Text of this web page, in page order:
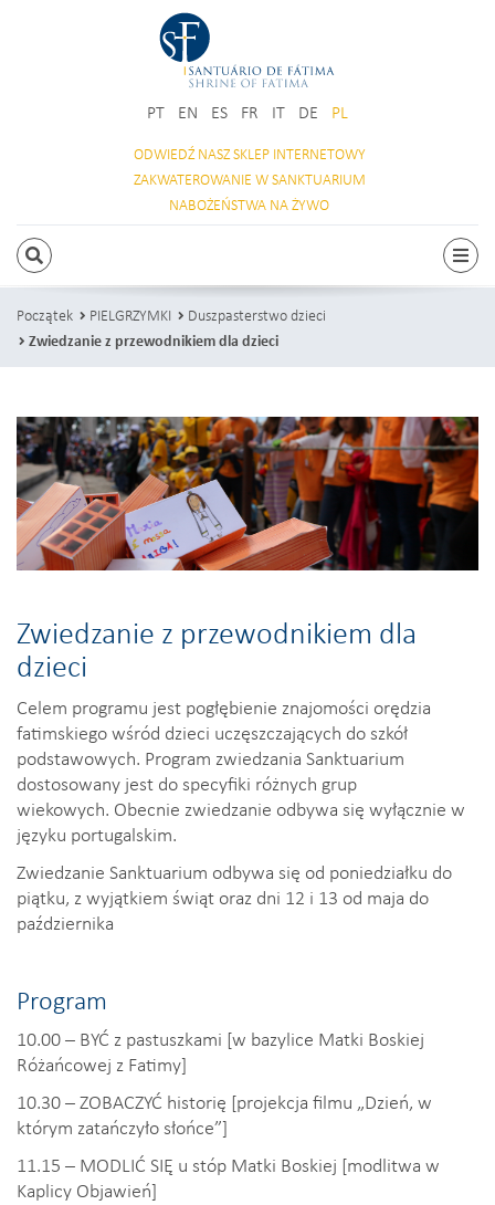
PT EN ES FR IT DE PL
ODWIEDŹ NASZSKLEP INTERNETOWY
ZAKWATEROWANIE W SANKTUARIUM
NABOŻEŃSTWA NA ŻYWO
SZUKAJ
Początek PIELGRZYMKI
Duszpasterstwo dzieci
Zwiedzanie z przewodnikiem dla dzieci
Zwiedzanie z przewodnikiem dla
dzieci
Celem programu jest pogłębienie znajomości orędzia
fatimskiego wśród dzieci uczęszczających do szkół
podstawowych. Program zwiedzania Sanktuarium
dostosowany jest do specyfiki różnych grup
wiekowych. Obecnie zwiedzanie odbywa się wyłącznie w
języku portugalskim.
Zwiedzanie Sanktuarium odbywa się od poniedziałku do
piątku, z wyjątkiem świąt oraz dni 12 i 13 od maja do
października
Program
10.00 – BYĆ z pastuszkami [w bazylice Matki Boskiej
Różańcowej z Fatimy]
10.30 – ZOBACZYĆ historię [projekcja filmu „Dzień, w
którym zatańczyło słońce”]
11.15 – MODLIĆ SIĘ u stóp Matki Boskiej [modlitwa w
Kaplicy Objawień]